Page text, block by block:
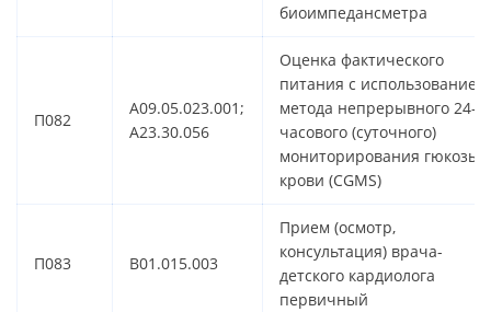
биоимпедансметра
П082
A09.05.023.001;
A23.30.056
Оценка фактического
питания с использованием
метода непрерывного 24-
часового (суточного)
мониторирования гюкозы
крови (СGMS)
П083 B01.015.003
Прием (осмотр,
консультация) врача-
детского кардиолога
первичный